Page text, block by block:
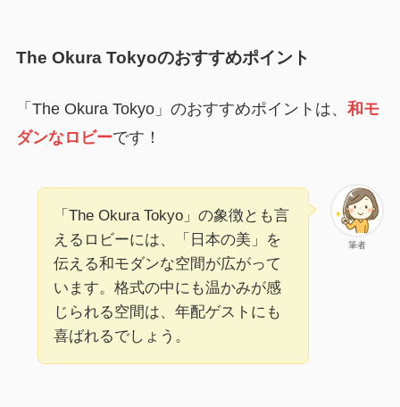
The Okura Tokyoのおすすめポイント
「The Okura Tokyo」のおすすめポイントは、 和モ
ダンなロビーです！
筆者
「The Okura Tokyo」の象徴とも言
えるロビーには、「日本の美」を
伝える和モダンな空間が広がって
います。格式の中にも温かみが感
じられる空間は、年配ゲストにも
喜ばれるでしょう。